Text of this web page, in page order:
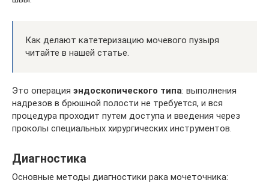
Как делают катетеризацию мочевого пузыря
читайте в нашей статье.
Это операция эндоскопического типа: выполнения
надрезов в брюшной полости не требуется, и вся
процедура проходит путем доступа и введения через
проколы специальных хирургических инструментов.
Диагностика
Основные методы диагностики рака мочеточника: